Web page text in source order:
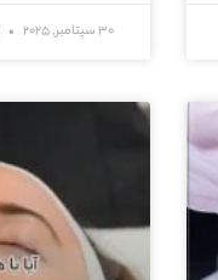
30 سپتامبر, 2025